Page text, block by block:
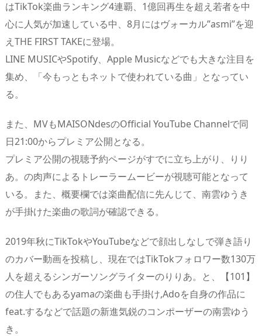
はTikTok楽曲ランキング4連覇、1億回再生を超え若者を中
心に人気が加速している中、8月にはヴォーカル”asmi”を迎
えTHE FIRST TAKEに登場。
LINE MUSICやSpotify、Apple Musicなどでも大きな注目を
集め、「今もっともネットで使われている曲」となってい
る。
また、MVもMAISONdesのOfficial YouTube Channelで同
日21:00からプレミア公開となる。
プレミア公開の視聴予約ページがすでに立ち上がり、りり
あ。の肉声によるトレーラームービーが視聴可能となって
いる。また、概要欄では楽曲配信に先んじて、南雲ゆうき
が手掛けた楽曲の歌詞が確認できる。
2019年秋にTikTokやYouTubeなどで顔出しなしで弾き語り
のカバー動画を投稿し、現在ではTikTokフォロワー数130万
人を超えるシンガーソングライターのりりあ。と、【101】
の住人でもあるyamaの楽曲も手掛け,Adoを自身の作品に
feat.するなどで話題の新進気鋭のコンポーザーの南雲ゆう
き。